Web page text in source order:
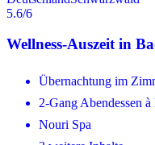
5.6/6
Wellness-Auszeit in
Übernachtung im
2-Gang Abendessen à
Nouri Spa